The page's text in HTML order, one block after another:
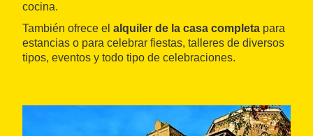
cocina.
También ofrece el alquiler de la casa completa para
estancias o para celebrar fiestas, talleres de diversos
tipos, eventos y todo tipo de celebraciones.